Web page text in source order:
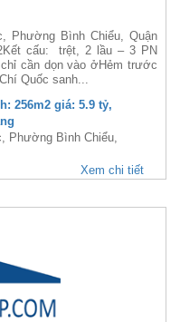
Phường Bình Chiểu, Quận
cấu: trệt, 2 lầu – 3 PN
cần dọn vào ởHẻm trước
Quốc sanh...
256m2 giá: 5.9 tỷ,
Phường Bình Chiểu,
Xem chi tiết